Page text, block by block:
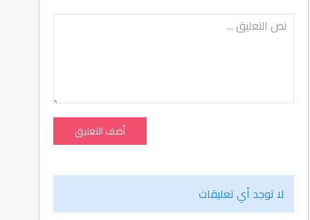
أضف التعليق
لا توجد أي تعليقات